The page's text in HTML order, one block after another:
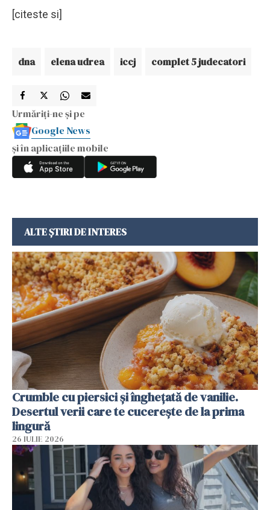
[citeste si]
dna elena udrea iccj complet 5 judecatori
Urmăriți-ne și pe
Google News
și în aplicațiile mobile
ALTE ȘTIRI DE INTERES
Crumble cu piersici și înghețată de vanilie.
Desertul verii care te cucerește de la prima
lingură
26 IULIE 2026